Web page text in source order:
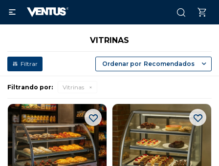

VITRINAS
Recomendados
Filtrando por: Vitrinas